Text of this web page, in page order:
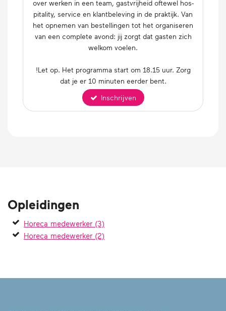
over werken in een team, gast­vrij­heid oftewel hos­
pi­ta­li­ty, service en klant­be­le­ving in de praktijk. Van
het opnemen van be­stel­lin­gen tot het or­ga­ni­se­ren
van een complete avond: jij zorgt dat gasten zich
welkom voelen.
!Let op. Het programma start om 18.15 uur. Zorg
dat je er 10 minuten eerder bent.
Inschrijven
Opleidingen
Horeca medewerker (3)
Horeca medewerker (2)